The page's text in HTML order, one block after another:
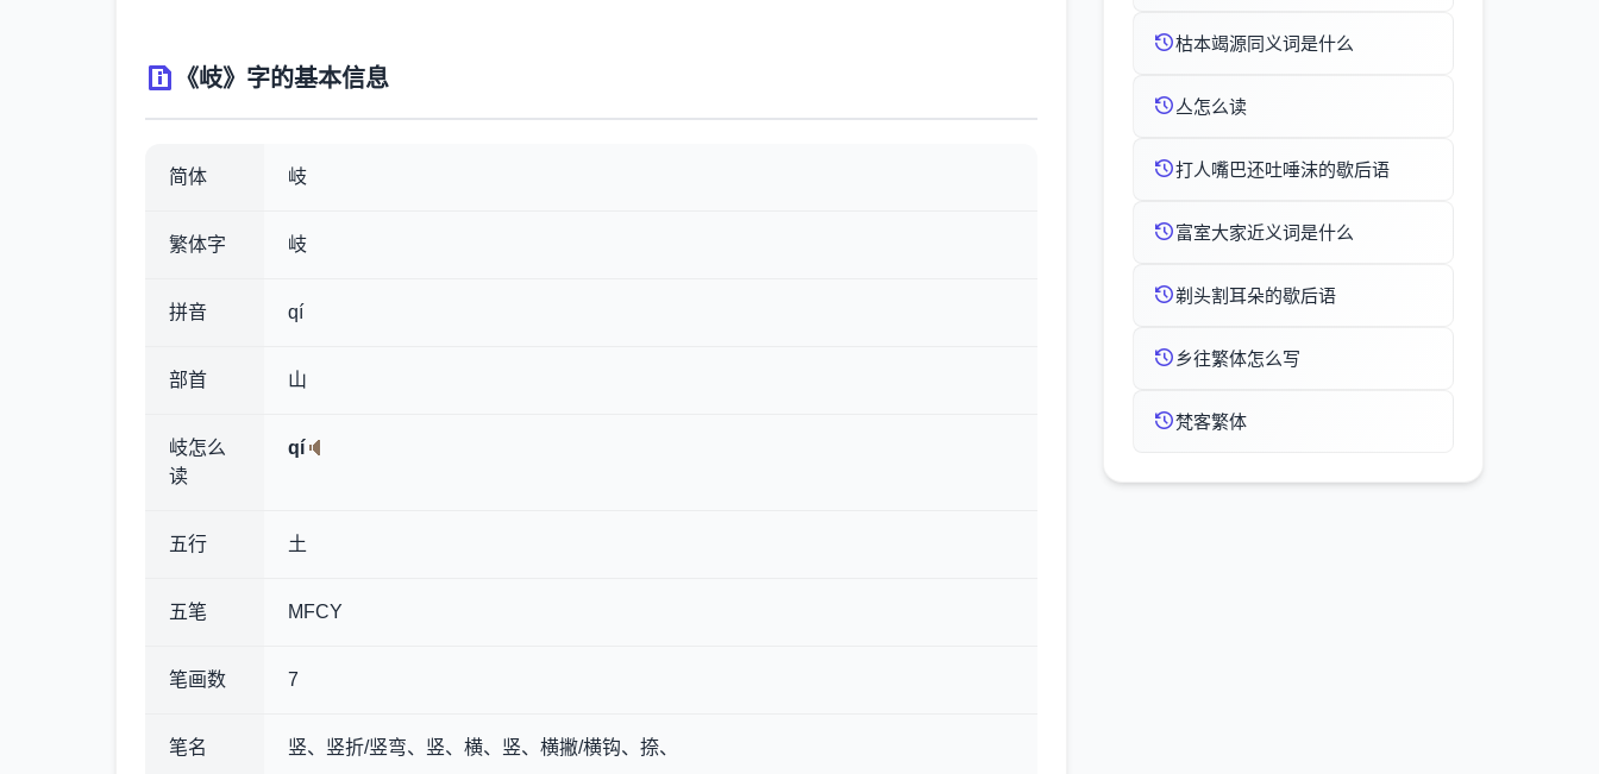
《岐》字的基本信息
简体 岐
繁体字 岐
拼音 qí
部首 山
岐怎么
读
qí
五行 土
五笔 MFCY
笔画数 7
笔名 竖、竖折/竖弯、竖、横、竖、横撇/横钩、捺、
枯本竭源同义词是什么
亼怎么读
打人嘴巴还吐唾沫的歇后语
富室大家近义词是什么
剃头割耳朵的歇后语
乡往繁体怎么写
梵客繁体